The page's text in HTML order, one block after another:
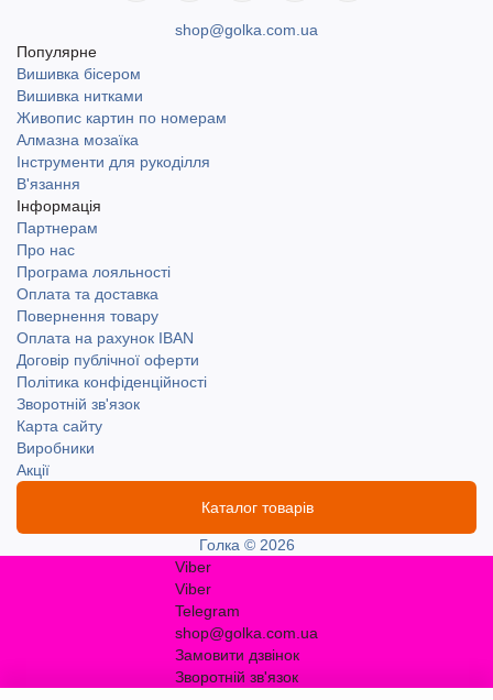
shop@golka.com.ua
Популярне
Вишивка бісером
Вишивка нитками
Живопис картин по номерам
Алмазна мозаїка
Інструменти для рукоділля
В'язання
Інформація
Партнерам
Про нас
Програма лояльності
Оплата та доставка
Повернення товару
Оплата на рахунок IBAN
Договір публічної оферти
Політика конфіденційності
Зворотній зв'язок
Карта сайту
Виробники
Акції
Каталог товарів
Голка © 2026
Viber
Viber
Telegram
shop@golka.com.ua
Замовити дзвінок
Зворотній зв'язок